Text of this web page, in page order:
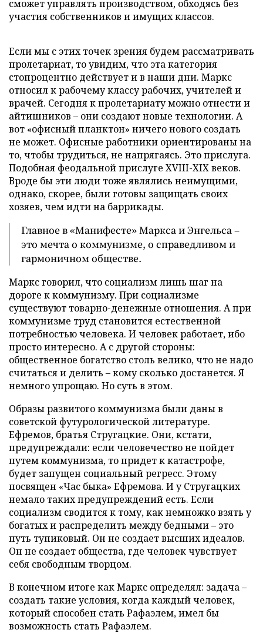
сможет управлять производством, обходясь без
участия собственников и имущих классов.
Если мы с этих точек зрения будем рассматривать
пролетариат, то увидим, что эта категория
стопроцентно действует и в наши дни. Маркс
относил к рабочему классу рабочих, учителей и
врачей. Сегодня к пролетариату можно отнести и
айтишников – они создают новые технологии. А
вот «офисный планктон» ничего нового создать
не может. Офисные работники ориентированы на
то, чтобы трудиться, не напрягаясь. Это прислуга.
Подобная феодальной прислуге XVIII-XIX веков.
Вроде бы эти люди тоже являлись неимущими,
однако, скорее, были готовы защищать своих
хозяев, чем идти на баррикады.
Главное в «Манифесте» Маркса и Энгельса –
это мечта о коммунизме, о справедливом и
гармоничном обществе.
Маркс говорил, что социализм лишь шаг на
дороге к коммунизму. При социализме
существуют товарно-денежные отношения. А при
коммунизме труд становится естественной
потребностью человека. И человек работает, ибо
просто интересно. А с другой стороны:
общественное богатство столь велико, что не надо
считаться и делить – кому сколько достанется. Я
немного упрощаю. Но суть в этом.
Образы развитого коммунизма были даны в
советской футурологической литературе.
Ефремов, братья Стругацкие. Они, кстати,
предупреждали: если человечество не пойдет
путем коммунизма, то придет к катастрофе,
будет запущен социальный регресс. Этому
посвящен «Час быка» Ефремова. И у Стругацких
немало таких предупреждений есть. Если
социализм сводится к тому, как немножко взять у
богатых и распределить между бедными – это
путь тупиковый. Он не создает высших идеалов.
Он не создает общества, где человек чувствует
себя свободным творцом.
В конечном итоге как Маркс определял: задача –
создать такие условия, когда каждый человек,
который способен стать Рафаэлем, имел бы
возможность стать Рафаэлем.